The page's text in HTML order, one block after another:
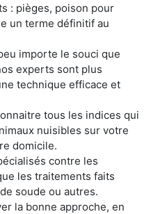
: pièges, poison pour
un terme définitif au
importe le souci que
experts sont plus
technique efficace et
tous les indices qui
nuisibles sur votre
domicile.
contre les
les traitements faits
soude ou autres.
la bonne approche, en